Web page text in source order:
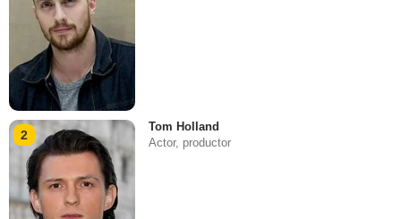
2
Tom Holland
Actor, productor